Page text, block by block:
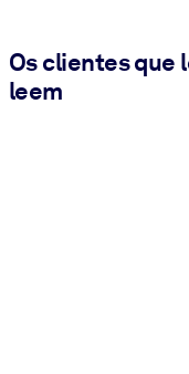
Os clientes que
leem